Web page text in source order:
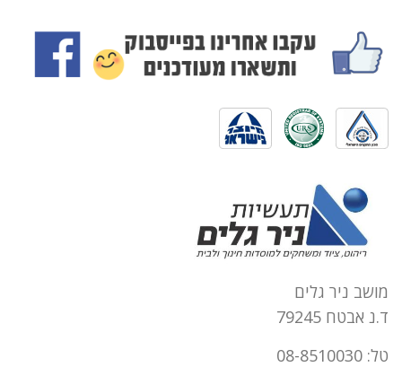
מושב ניר גלים
ד.נ אבטח 79245
טל: 08-8510030